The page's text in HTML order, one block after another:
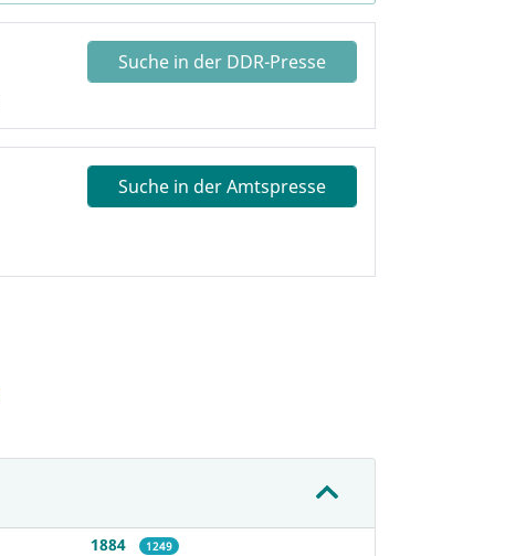
Suche in der DDR-Presse
Suche in der Amtspresse
1884 1249